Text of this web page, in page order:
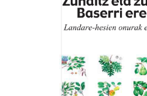
LURRAREN AGENDA